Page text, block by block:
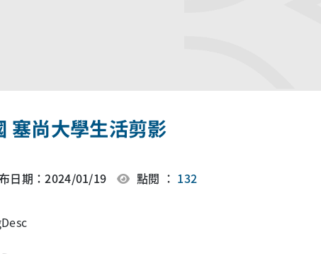
塞尚大學生活剪影
日期：2024/01/19 點閱 ： 132